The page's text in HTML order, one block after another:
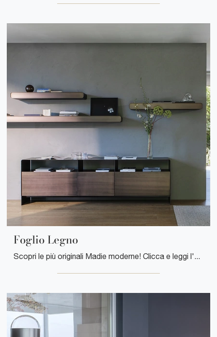
Foglio Legno
Scopri le più originali Madie moderne! Clicca e leggi l'articolo: mobile soggiorno Foglio Legno in legno, soluzione funzionale ed esteticamente ...